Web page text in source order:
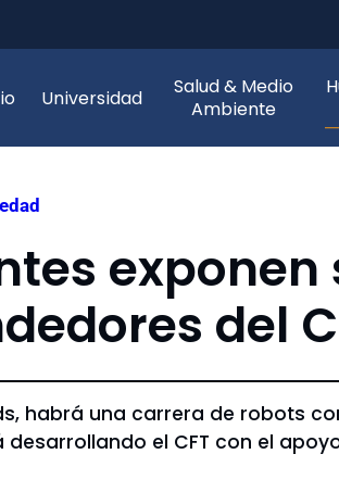
Universidad
Salud & Medio
Ambiente
del
habrá una carrera de robots
el CFT con el